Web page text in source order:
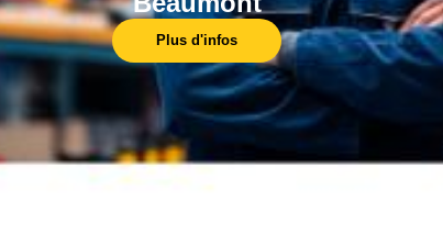
Plus d'infos
Nos centres
L'AFPI est présent sur l'ensemble du Nord-
Pas-de-Calais, avec plus de 10 centres de
formation, pour vous former près de chez vous.